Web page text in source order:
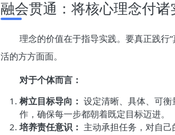
融会贯通：将核心理念付诸
理念的价值在于指导实践。要真正践行
活的方方面面。
对于个体而言：
树立目标导向： 设定清晰、具体、可
作，确保每一步都朝着既定目标迈进。
培养责任意识： 主动承担任务，对自